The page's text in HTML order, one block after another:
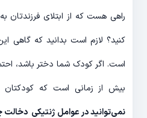
راهی هست که از ابتلای فرزندتان
کنید؟ لازم است بدانید که گاهی
است. اگر کودک شما دختر باشد،
بیش از زمانی است که کودکتان
نمی‌توانید در عوامل ژنتیکی دخالت